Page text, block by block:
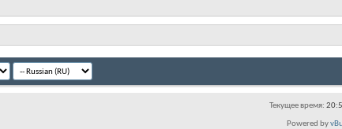
Текущее время:
Powered by